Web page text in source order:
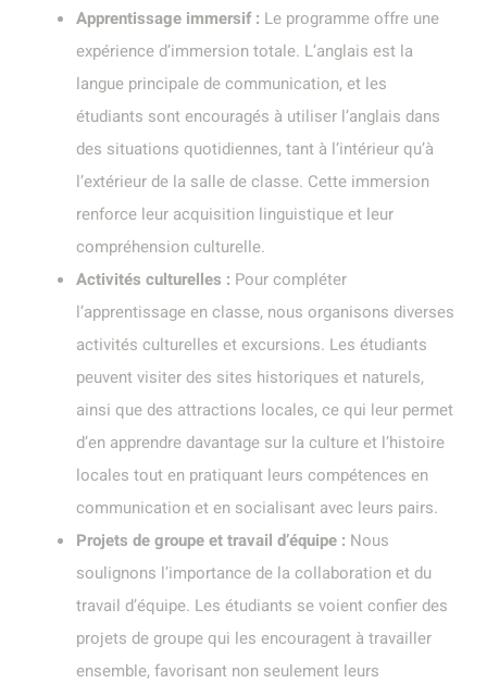
Apprentissage immersif : Le programme offre une
expérience d’immersion totale. L’anglais est la
langue principale de communication, et les
étudiants sont encouragés à utiliser l’anglais dans
des situations quotidiennes, tant à l’intérieur qu’à
l’extérieur de la salle de classe. Cette immersion
renforce leur acquisition linguistique et leur
compréhension culturelle.
Activités culturelles : Pour compléter
l’apprentissage en classe, nous organisons diverses
activités culturelles et excursions. Les étudiants
peuvent visiter des sites historiques et naturels,
ainsi que des attractions locales, ce qui leur permet
d’en apprendre davantage sur la culture et l’histoire
locales tout en pratiquant leurs compétences en
communication et en socialisant avec leurs pairs.
Projets de groupe et travail d’équipe : Nous
soulignons l’importance de la collaboration et du
travail d’équipe. Les étudiants se voient confier des
projets de groupe qui les encouragent à travailler
ensemble, favorisant non seulement leurs